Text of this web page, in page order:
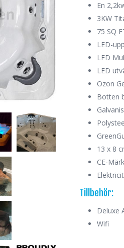
En
3KW
75 SQ
LED-
LED
LED
Ozon
Botten
13 x 8
CE-
Tillbehör:
Deluxe
Wifi